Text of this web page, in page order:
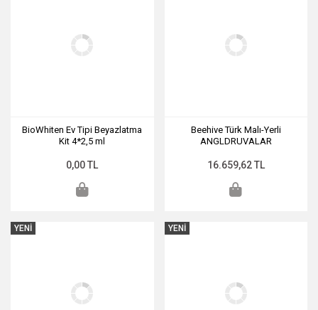
BioWhiten Ev Tipi Beyazlatma
Kit 4*2,5 ml
0,00 TL
Beehive Türk Malı-Yerli
ANGLDRUVALAR
16.659,62 TL
YENİ YENİ